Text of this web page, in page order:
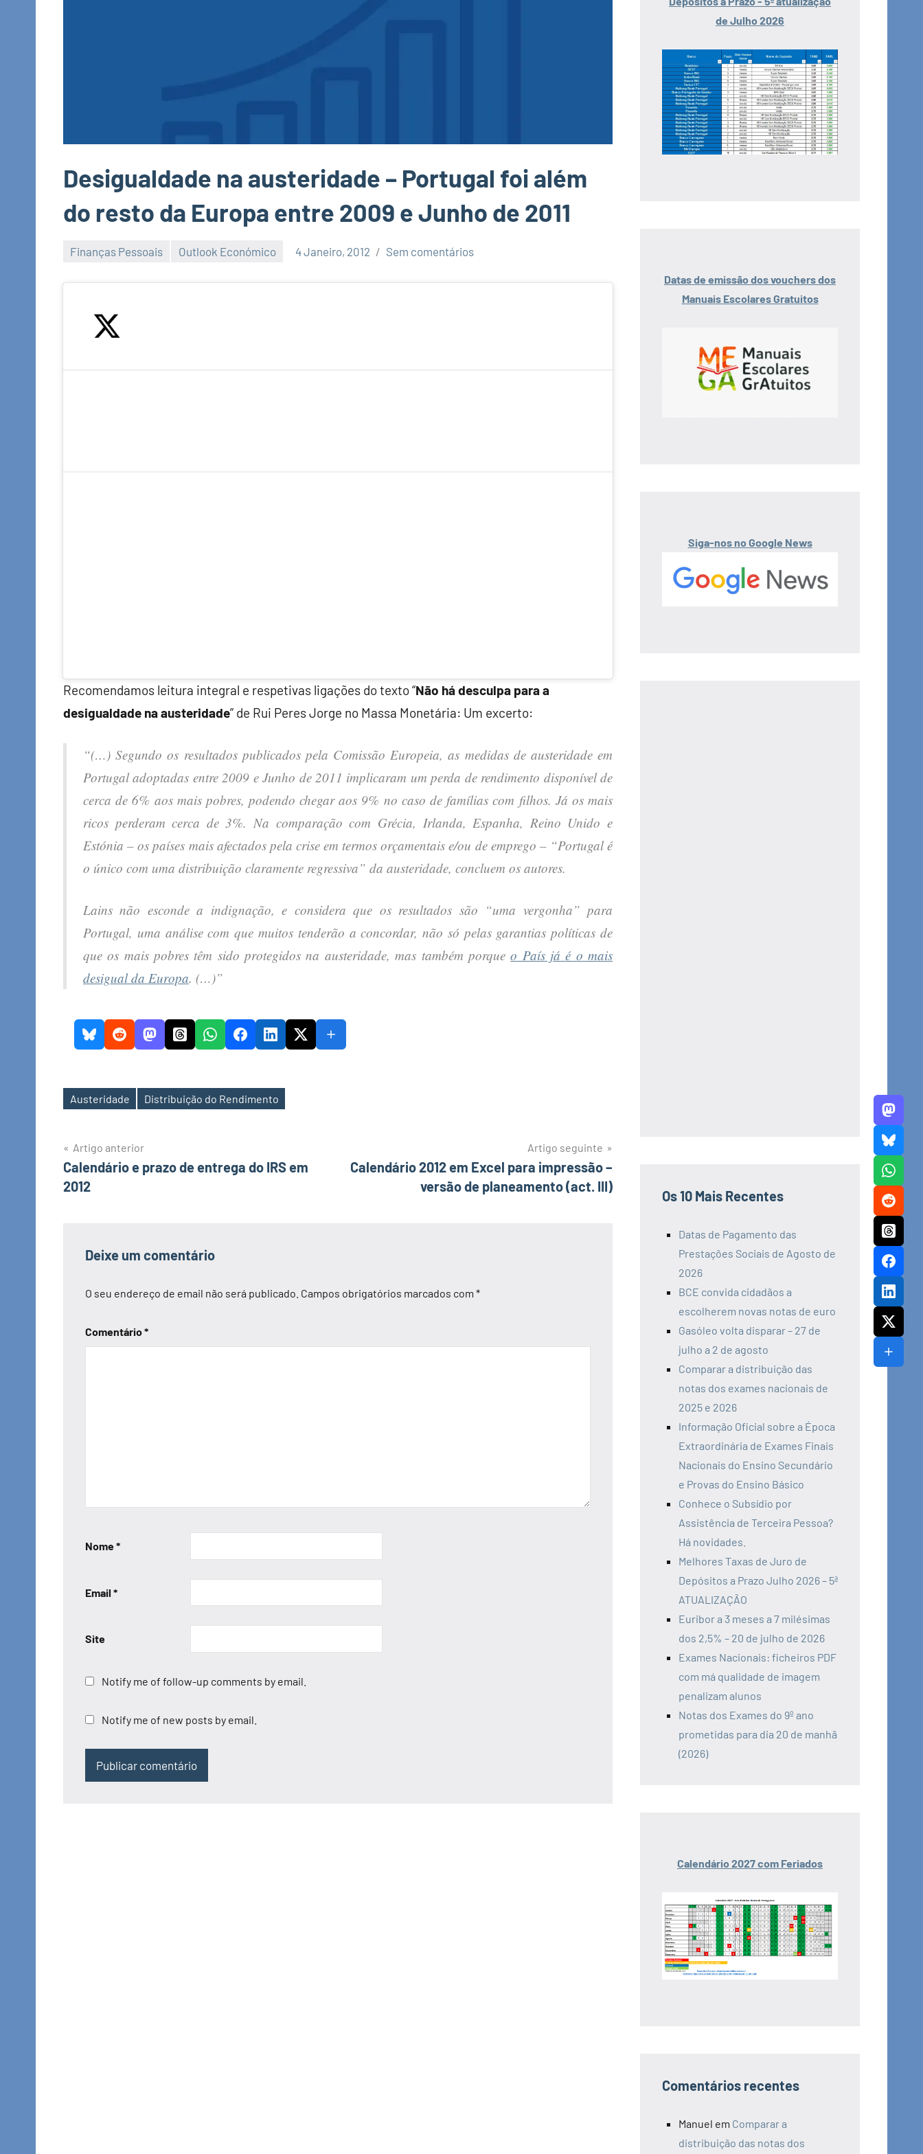
Desigualdade na austeridade – Portugal foi além
do resto da Europa entre 2009 e Junho de 2011
Finanças Pessoais Outlook Económico 4 Janeiro, 2012
Economia
e
Sem comentários
Recomendamos leitura integral e respetivas ligações do texto “Não há desculpa para a
desigualdade na austeridade” de Rui Peres Jorge no Massa Monetária: Um excerto:
“(…) Segundo os resultados publicados pela Comissão Europeia, as medidas de austeridade em
Portugal adoptadas entre 2009 e Junho de 2011 implicaram um perda de rendimento disponível de
cerca de 6% aos mais pobres, podendo chegar aos 9% no caso de famílias com filhos. Já os mais
ricos perderam cerca de 3%. Na comparação com Grécia, Irlanda, Espanha, Reino Unido e
Estónia – os países mais afectados pela crise em termos orçamentais e/ou de emprego – “Portugal é
o único com uma distribuição claramente regressiva” da austeridade, concluem os autores.
Lains não esconde a indignação, e considera que os resultados são “uma vergonha” para
Portugal, uma análise com que muitos tenderão a concordar, não só pelas garantias políticas de
que os mais pobres têm sido protegidos na austeridade, mas também porqueo País já é o mais
desigual da Europa. (…)”
Etiquetas
Austeridade Distribuição do Rendimento
Navegação
de
Artigo anterior
Calendário e prazo de entrega do IRS em
2012
Artigo seguinte
Calendário 2012 em Excel para impressão –
versão de planeamento (act. III)
Deixe um comentário
O seu endereço de email não será publicado. Campos obrigatórios marcados com *
Comentário*
Nome*
Email *
Site
Notify me of follow-up comments by email.
Notify me of new posts by email.
de Julho 2026
Datas de emissão dos vouchers dos
Manuais Escolares Gratuitos
Siga-nos no Google News
Os 10 Mais Recentes
Datas de Pagamento das
Prestações Sociais de Agosto de
2026
BCE convida cidadãos a
escolherem novas notas de euro
Gasóleo volta disparar – 27 de
julho a 2 de agosto
Comparar a distribuição das
notas dos exames nacionais de
2025 e 2026
Informação Oficial sobre a Época
Extraordinária de Exames Finais
Nacionais do Ensino Secundário
e Provas do Ensino Básico
Conhece o Subsídio por
Assistência de Terceira Pessoa?
Há novidades.
Melhores Taxas de Juro de
Depósitos a Prazo Julho 2026 – 5ª
ATUALIZAÇÃO
Euribor a 3 meses a 7 milésimas
dos 2,5% – 20 de julho de 2026
Exames Nacionais: ficheiros PDF
com má qualidade de imagem
penalizam alunos
Notas dos Exames do 9º ano
prometidas para dia 20 de manhã
(2026)
Calendário 2027 com Feriados
Comentários recentes
Manuel em Comparar a
distribuição das notas dos